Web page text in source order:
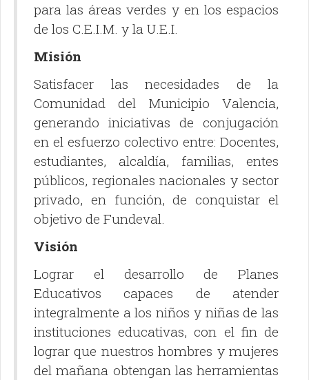
para las áreas verdes y en los espacios
de los C.E.I.M. y la U.E.I.
Misión
Satisfacer las necesidades de la
Comunidad del Municipio Valencia,
generando iniciativas de conjugación
en el esfuerzo colectivo entre: Docentes,
estudiantes, alcaldía, familias, entes
públicos, regionales nacionales y sector
privado, en función, de conquistar el
objetivo de Fundeval.
Visión
Lograr el desarrollo de Planes
Educativos capaces de atender
integralmente a los niños y niñas de las
instituciones educativas, con el fin de
lograr que nuestros hombres y mujeres
del mañana obtengan las herramientas